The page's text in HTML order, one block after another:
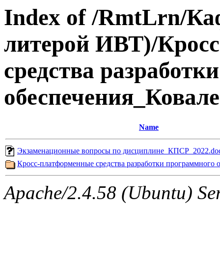
Index of /RmtLrn/
литерой ИВТ)/
средства
Name
Экзаменационные вопросы по
Кросс-платформенные средства разработки программного
Apache/2.4.58 (Ubuntu)